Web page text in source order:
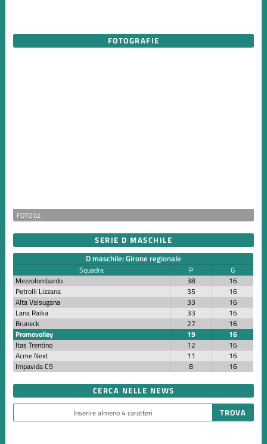
FOTOGRAFIE
FOTO 02
SERIE D MASCHILE
D maschile: Girone regionale
Squadra P
G
Mezzolombardo
38
16
Petrolli Lizzana
35
16
Alta Valsugana
33
16
Lana Raika
33
16
Bruneck
27
16
Promovolley
19
16
Itas Trentino
12
16
Acme Next
11
16
Impavida C9
8 16
CERCA NELLE NEWS